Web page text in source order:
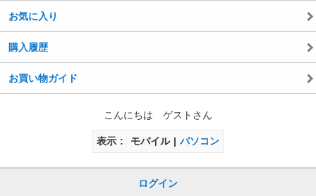
お気に入り
購入履歴
お買い物ガイド
こんにちは ゲストさん
表示 モバイル パソコン
ログイン